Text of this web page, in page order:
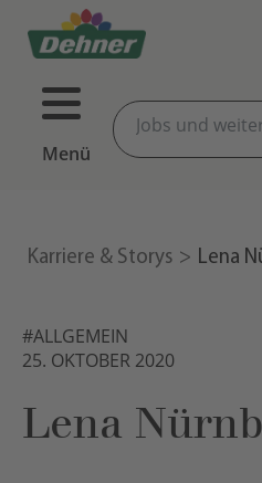
Menü
Karriere & Storys Lena
#ALLGEMEIN
25. OKTOBER 2020
Lena